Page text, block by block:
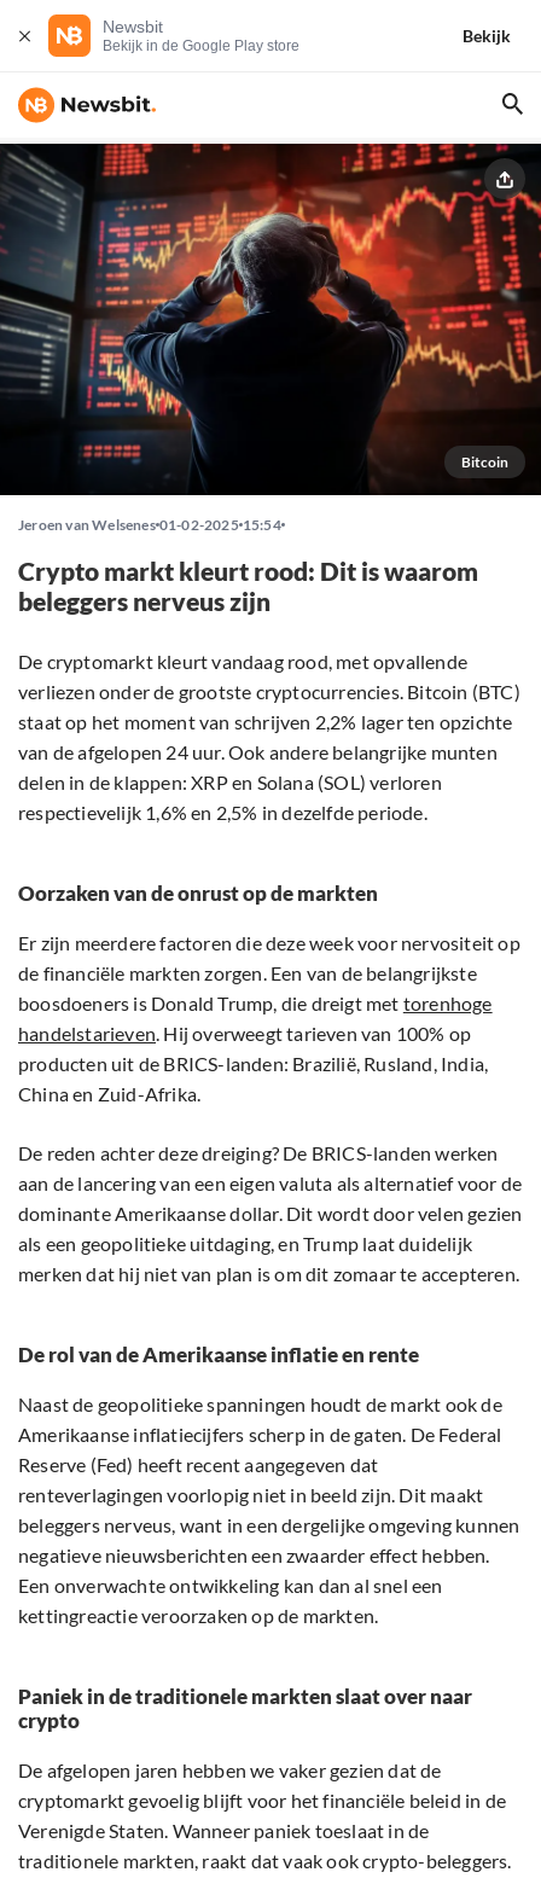
Newsbit
Bekijk in de Google Play store
Bekijk
Bitcoin
Jeroen van Welsenes 01-02-2025 15:54
Crypto markt kleurt rood: Dit is waarom
beleggers nerveus zijn
De cryptomarkt kleurt vandaag rood, met opvallende
verliezen onder de grootste cryptocurrencies. Bitcoin (BTC)
staat op het moment van schrijven 2,2% lager ten opzichte
van de afgelopen 24 uur. Ook andere belangrijke munten
delen in de klappen: XRP en Solana (SOL) verloren
respectievelijk 1,6% en 2,5% in dezelfde periode.
Oorzaken van de onrust op de markten
Er zijn meerdere factoren die deze week voor nervositeit op
de financiële markten zorgen. Een van de belangrijkste
boosdoeners is Donald Trump, die dreigt met torenhoge
handelstarieven. Hij overweegt tarieven van 100% op
producten uit de BRICS-landen: Brazilië, Rusland, India,
China en Zuid-Afrika.
De reden achter deze dreiging? De BRICS-landen werken
aan de lancering van een eigen valuta als alternatief voor de
dominante Amerikaanse dollar. Dit wordt door velen gezien
als een geopolitieke uitdaging, en Trump laat duidelijk
merken dat hij niet van plan is om dit zomaar te accepteren.
De rol van de Amerikaanse inflatie en rente
Naast de geopolitieke spanningen houdt de markt ook de
Amerikaanse inflatiecijfers scherp in de gaten. De Federal
Reserve (Fed) heeft recent aangegeven dat
renteverlagingen voorlopig niet in beeld zijn. Dit maakt
beleggers nerveus, want in een dergelijke omgeving kunnen
negatieve nieuwsberichten een zwaarder effect hebben.
Een onverwachte ontwikkeling kan dan al snel een
kettingreactie veroorzaken op de markten.
Paniek in de traditionele markten slaat over naar
crypto
De afgelopen jaren hebben we vaker gezien dat de
cryptomarkt gevoelig blijft voor het financiële beleid in de
Verenigde Staten. Wanneer paniek toeslaat in de
traditionele markten, raakt dat vaak ook crypto-beleggers.